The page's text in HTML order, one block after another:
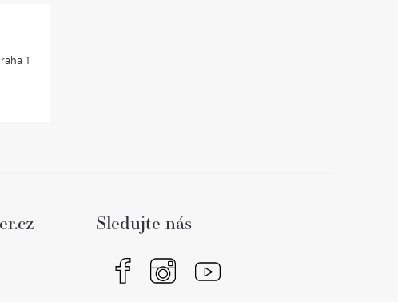
1
Sledujte nás